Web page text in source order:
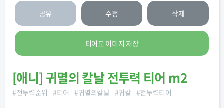
공유 수정 삭제
티어표 이미지 저장
[애니] 귀멸의 칼날 전투력 티어 m2
#전투력순위 #티어 #귀멸의칼날 #귀칼 #전투력티어